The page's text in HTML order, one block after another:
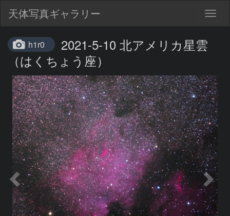
天体写真ギャラリー
h1r0
2021-5-10 北アメリカ星雲
（はくちょう座）